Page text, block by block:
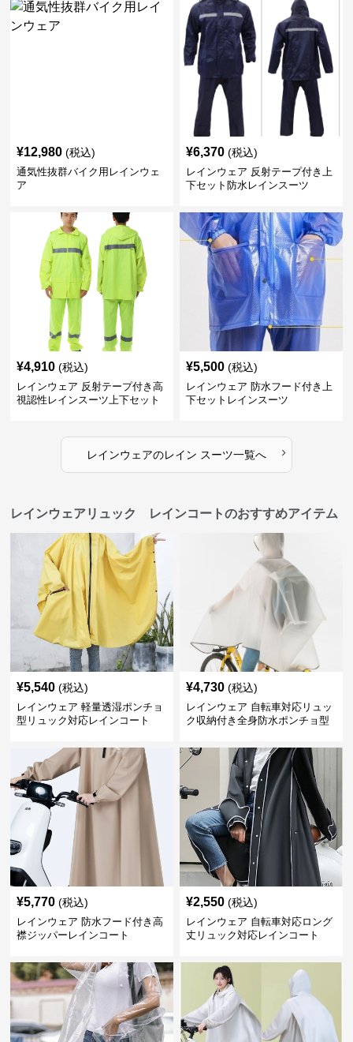
¥12,980 (税込)
通気性抜群バイク用レインウェ
ア
¥6,370 (税込)
レインウェア 反射テープ付き上
下セット防水レインスーツ
¥4,910 (税込)
レインウェア 反射テープ付き高
視認性レインスーツ上下セット
¥5,500 (税込)
レインウェア 防水フード付き上
下セットレインスーツ
レインウェアのレイン スーツ一覧へ ›
レインウェアリュック レインコートのおすすめアイテム
¥5,540 (税込)
レインウェア 軽量透湿ポンチョ
型リュック対応レインコート
¥4,730 (税込)
レインウェア 自転車対応リュッ
ク収納付き全身防水ポンチョ型
¥5,770 (税込)
レインウェア 防水フード付き高
襟ジッパーレインコート
¥2,550 (税込)
レインウェア 自転車対応ロング
丈リュック対応レインコート